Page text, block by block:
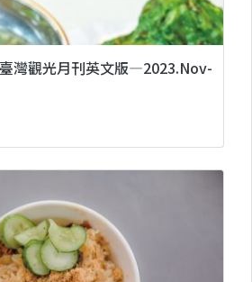
灣觀光月刊英文版—2023.Nov-